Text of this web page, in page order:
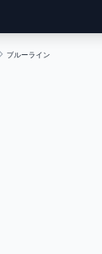
ブルーライン